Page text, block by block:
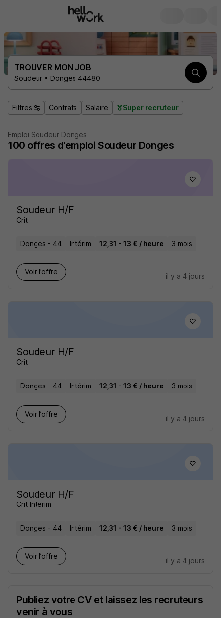
TROUVER MON JOB
Soudeur • Donges 44480
Filtres Contrats Salaire Super recruteur
Emploi Soudeur Donges
100 offres d'emploi Soudeur Donges
Soudeur H/F
Crit
Donges - 44 Intérim 12,31 - 13 € / heure 3 mois
Voir l’offre
il y a 4 jours
Soudeur H/F
Crit
Donges - 44 Intérim 12,31 - 13 € / heure 3 mois
Voir l’offre
il y a 4 jours
Soudeur H/F
Crit Interim
Donges - 44 Intérim 12,31 - 13 € / heure 3 mois
Voir l’offre
il y a 4 jours
Publiez votre CV et laissez les recruteurs
venir à vous